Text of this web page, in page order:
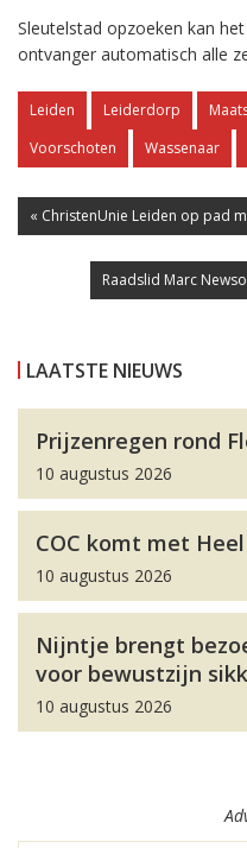
Sleutelstad opzoeken kan
ontvanger automatisch alle
Leiden Leiderdorp
Voorschoten
Wassenaar
« ChristenUnie Leiden op pad
Raadslid Marc
LAATSTE NIEUWS
Prijzenregen rond
10 augustus 2026
COC komt met
10 augustus 2026
Nijntje brengt
voor bewustzijn
10 augustus 2026